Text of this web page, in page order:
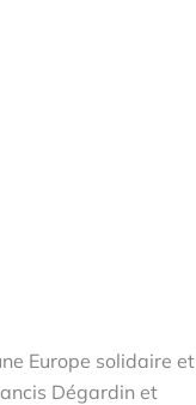
Europe solidaire et
Dégardin et